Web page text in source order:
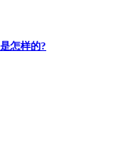
怎样的?